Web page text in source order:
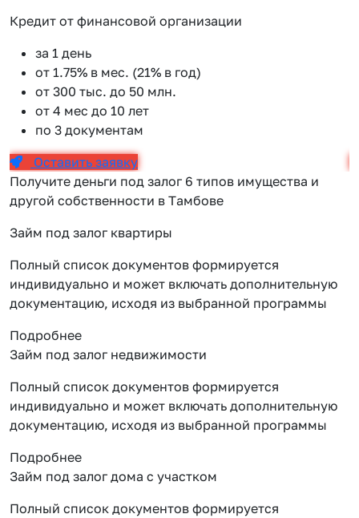
Кредит от финансовой организации
за 1 день
от 1.75% в мес. (21% в год)
от 300 тыс. до 50 млн.
от 4 мес до 10 лет
по 3 документам
Оставить заявку
Получите деньги под залог 6 типов имущества и
другой собственности в Тамбове
Займ под залог квартиры
Полный список документов формируется
индивидуально и может включать дополнительную
документацию, исходя из выбранной программы
Подробнее
Займ под залог недвижимости
Полный список документов формируется
индивидуально и может включать дополнительную
документацию, исходя из выбранной программы
Подробнее
Займ под залог дома с участком
Полный список документов формируется